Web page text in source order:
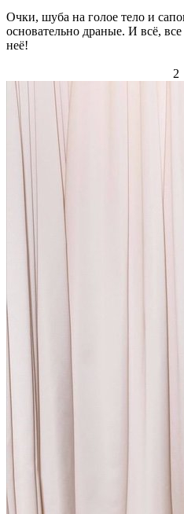
Очки, шуба на голое тело и
основательно драные. И всё,
неё!
2